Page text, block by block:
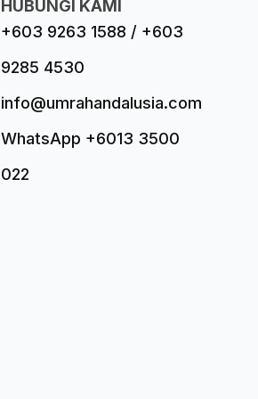
HUBUNGI KAMI
+603 9263 1588 / +603
9285 4530
info@umrahandalusia.com
WhatsApp +6013 3500
022